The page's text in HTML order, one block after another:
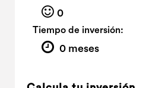
0
Tiempo de inversión:
0 meses